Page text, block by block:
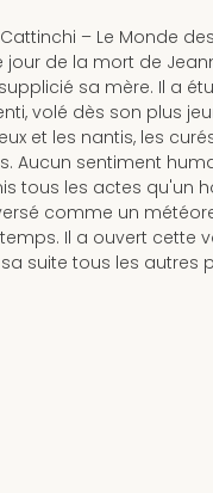
– Le Monde
jour de la mort de
sa mère. Il a
volé dès son plus
et les nantis, les
Aucun sentiment
tous les actes qu'un
comme un
Il a ouvert cette
suite tous les autres